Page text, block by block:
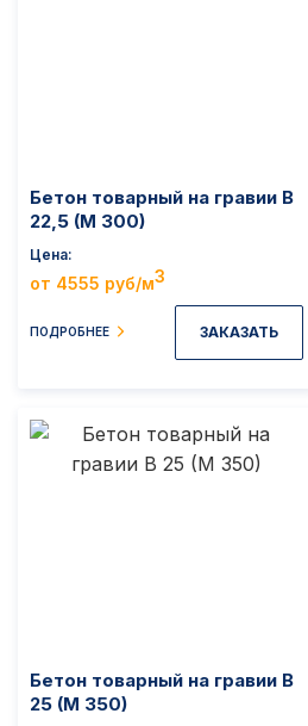
Бетон товарный на гравии B
22,5 (M 300)
Цена
от 4555 руб/м3
ПОДРОБНЕЕ ЗАКАЗАТЬ
Бетон товарный на гравии B
25 (M 350)